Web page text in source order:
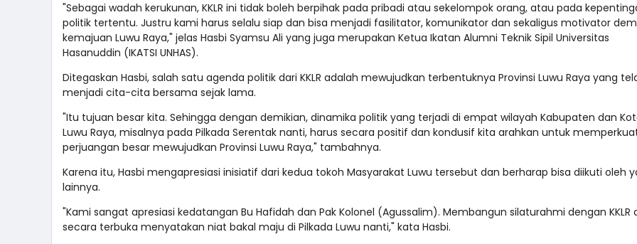
"Sebagai wadah kerukunan, KKLR ini tidak boleh berpihak pada pribadi atau sekelompok orang, atau pada
politik tertentu. Justru kami harus selalu siap dan bisa menjadi fasilitator, komunikator dan sekaligus motivator
kemajuan Luwu Raya," jelas Hasbi Syamsu Ali yang juga merupakan Ketua Ikatan Alumni Teknik Sipil Universitas
Hasanuddin (IKATSI UNHAS).
Ditegaskan Hasbi, salah satu agenda politik dari KKLR adalah mewujudkan terbentuknya Provinsi Luwu Raya yang
menjadi cita-cita bersama sejak lama.
"Itu tujuan besar kita. Sehingga dengan demikian, dinamika politik yang terjadi di empat wilayah Kabupaten dan
Luwu Raya, misalnya pada Pilkada Serentak nanti, harus secara positif dan kondusif kita arahkan untuk
perjuangan besar mewujudkan Provinsi Luwu Raya," tambahnya.
Karena itu, Hasbi mengapresiasi inisiatif dari kedua tokoh Masyarakat Luwu tersebut dan berharap bisa diikuti oleh
lainnya.
"Kami sangat apresiasi kedatangan Bu Hafidah dan Pak Kolonel (Agussalim). Membangun silaturahmi dengan KKLR
secara terbuka menyatakan niat bakal maju di Pilkada Luwu nanti," kata Hasbi.